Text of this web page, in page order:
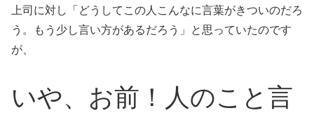
上司に対し「どうしてこの人こんなに言葉がきついのだろ
う。もう少し言い方があるだろう」と思っていたのです
が、
いや、お前！人のこと言